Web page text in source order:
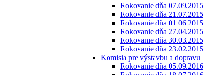
Rokovanie dňa 07.09.2015
Rokovanie dňa 21.07.2015
Rokovanie dňa 01.06.2015
Rokovanie dňa 27.04.2015
Rokovanie dňa 30.03.2015
Rokovanie dňa 23.02.2015
Komisia pre výstavbu a dopravu
Rokovanie dňa 05.09.2016